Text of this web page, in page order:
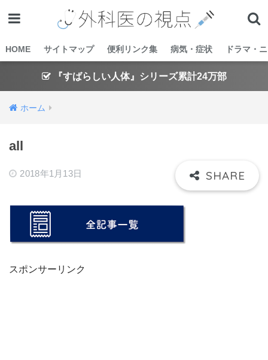
HOME サイトマップ 便利リンク集 病気・症状 ドラマ・
『すばらしい人体』シリーズ累計24万部
ホーム
all
2018年1月13日
スポンサーリンク